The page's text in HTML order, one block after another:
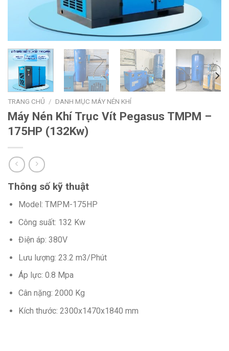
TRANG CHỦ / DANH MỤC MÁY NÉN KHÍ
Máy Nén Khí Trục Vít Pegasus TMPM –
175HP (132Kw)
Thông số kỹ thuật
Model: TMPM-175HP
Công suất: 132 Kw
Điện áp: 380V
Lưu lượng: 23.2 m3/Phút
Áp lực: 0.8 Mpa
Cân nặng: 2000 Kg
Kích thước: 2300x1470x1840 mm